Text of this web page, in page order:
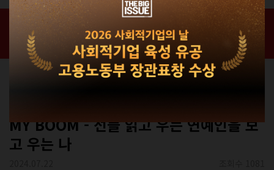
신간 · 과월호
홈 / 매거진 / 신간 · 과월호
MY BOOM - 선플 읽고 우는 연예인을 보
고 우는 나